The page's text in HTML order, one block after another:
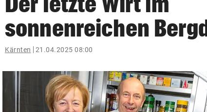
search
Suchbegriff
eingeben
© Krone Multimedia GmbH & Co KG 2026
Muthgasse 2, 1190 Wien
sonnenreichen
Kärnten 21.04.2025 08:00